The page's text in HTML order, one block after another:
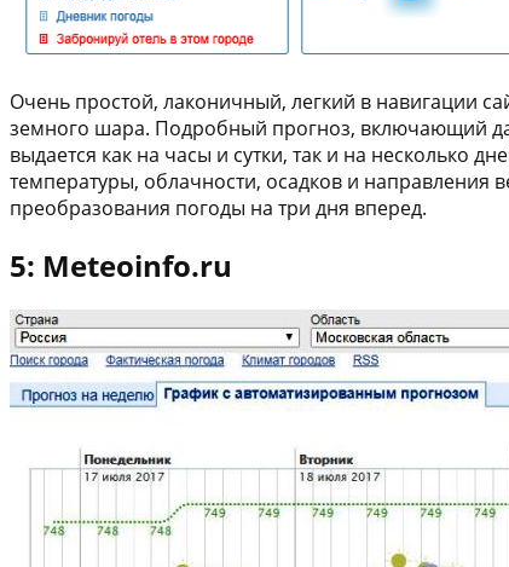
Очень простой, лаконичный, легкий в навигации
земного шара. Подробный прогноз, включающий
выдается как на часы и сутки, так и на
температуры, облачности, осадков и направления
преобразования погоды на три дня вперед.
5: Meteoinfo.ru